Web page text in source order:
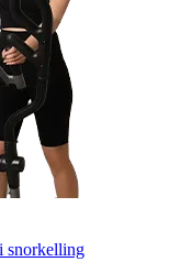
snorkelling